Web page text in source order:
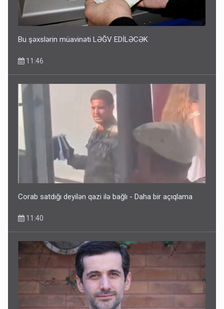
Bu şəxslərin müavinəti LƏĞV EDİLƏCƏK
11:46
Corab satdığı deyilən qazi ilə bağlı - Daha bir açıqlama
11:40